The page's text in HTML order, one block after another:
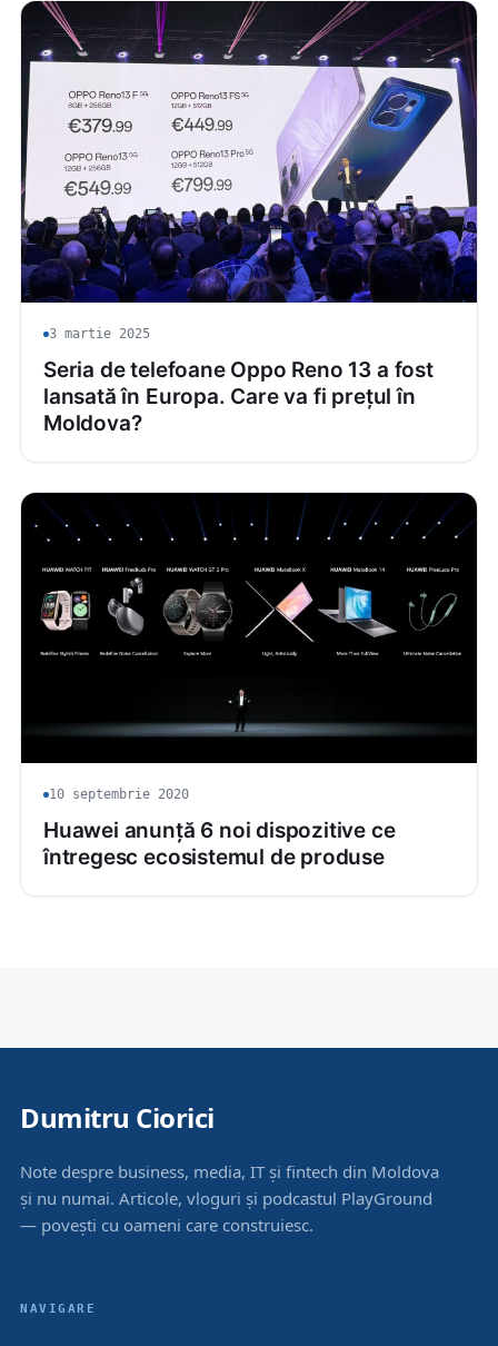
3 martie 2025
Seria de telefoane Oppo Reno 13 a fost
lansată în Europa. Care va fi prețul în
Moldova?
10 septembrie 2020
Huawei anunță 6 noi dispozitive ce
întregesc ecosistemul de produse
Dumitru Ciorici
Note despre business, media, IT și fintech din Moldova
și nu numai. Articole, vloguri și podcastul PlayGround
— povești cu oameni care construiesc.
NAVIGARE